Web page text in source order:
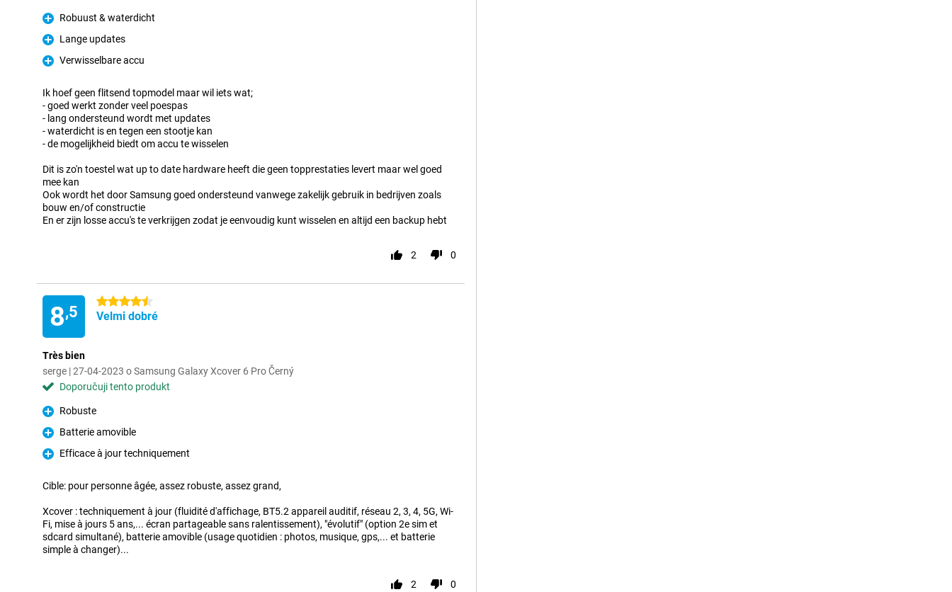
Pro
Robuust & waterdicht
Pro
Lange updates
Pro
Verwisselbare accu
Ik hoef geen flitsend topmodel maar wil iets wat;
- goed werkt zonder veel poespas
- lang ondersteund wordt met updates
- waterdicht is en tegen een stootje kan
- de mogelijkheid biedt om accu te wisselen
Dit is zo'n toestel wat up to date hardware heeft die geen topprestaties levert maar wel goed
mee kan
Ook wordt het door Samsung goed ondersteund vanwege zakelijk gebruik in bedrijven zoals
bouw en/of constructie
En er zijn losse accu's te verkrijgen zodat je eenvoudig kunt wisselen en altijd een backup hebt
2 0
8,5
4.5 hvězdičky
Velmi dobré
Très bien
serge | 27-04-2023 o Samsung Galaxy Xcover 6 Pro Černý
Doporučuji tento produkt
Pro
Robuste
Pro
Batterie amovible
Pro
Efficace à jour techniquement
Cible: pour personne âgée, assez robuste, assez grand,
Xcover : techniquement à jour (fluidité d'affichage, BT5.2 appareil auditif, réseau 2, 3, 4, 5G, Wi-
Fi, mise à jours 5 ans,... écran partageable sans ralentissement), "évolutif" (option 2e sim et
sdcard simultané), batterie amovible (usage quotidien : photos, musique, gps,... et batterie
simple à changer)...
2 0